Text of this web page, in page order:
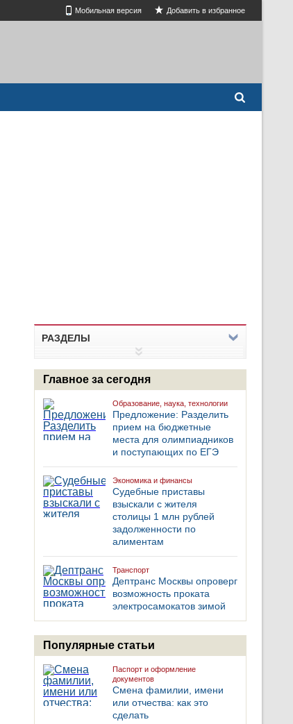
Мобильная версия Добавить в избранное
РАЗДЕЛЫ
Главное за сегодня
Образование, наука, технологии
Предложение: Разделить
прием на бюджетные
места для олимпиадников
и поступающих по ЕГЭ
Экономика и финансы
Судебные приставы
взыскали с жителя
столицы 1 млн рублей
задолженности по
алиментам
Транспорт
Дептранс Москвы опроверг
возможность проката
электросамокатов зимой
Популярные статьи
Паспорт и оформление
документов
Смена фамилии, имени
или отчества: как это
сделать